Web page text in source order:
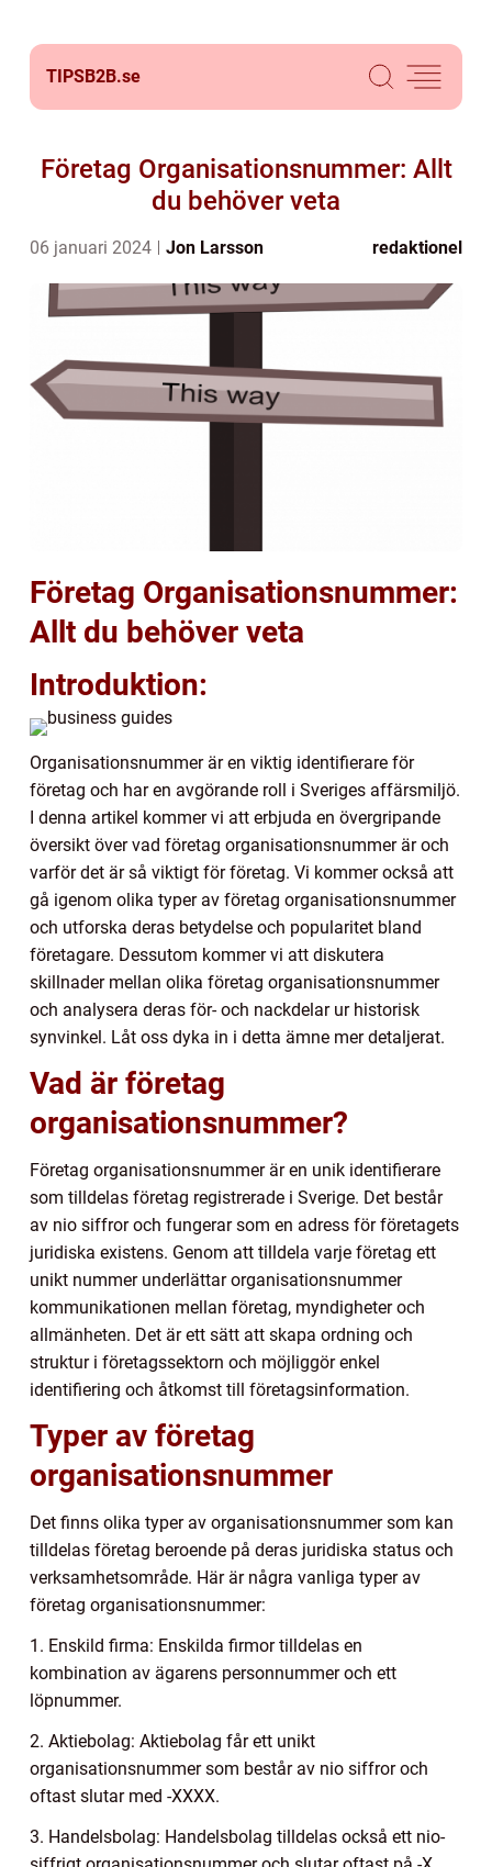
TIPSB2B.se
Företag Organisationsnummer: Allt
du behöver veta
06 januari 2024 Jon Larsson redaktionel
Företag Organisationsnummer:
Allt du behöver veta
Introduktion:
Organisationsnummer är en viktig identifierare för
företag och har en avgörande roll i Sveriges affärsmiljö.
I denna artikel kommer vi att erbjuda en övergripande
översikt över vad företag organisationsnummer är och
varför det är så viktigt för företag. Vi kommer också att
gå igenom olika typer av företag organisationsnummer
och utforska deras betydelse och popularitet bland
företagare. Dessutom kommer vi att diskutera
skillnader mellan olika företag organisationsnummer
och analysera deras för- och nackdelar ur historisk
synvinkel. Låt oss dyka in i detta ämne mer detaljerat.
Vad är företag
organisationsnummer?
Företag organisationsnummer är en unik identifierare
som tilldelas företag registrerade i Sverige. Det består
av nio siffror och fungerar som en adress för företagets
juridiska existens. Genom att tilldela varje företag ett
unikt nummer underlättar organisationsnummer
kommunikationen mellan företag, myndigheter och
allmänheten. Det är ett sätt att skapa ordning och
struktur i företagssektorn och möjliggör enkel
identifiering och åtkomst till företagsinformation.
Typer av företag
organisationsnummer
Det finns olika typer av organisationsnummer som kan
tilldelas företag beroende på deras juridiska status och
verksamhetsområde. Här är några vanliga typer av
företag organisationsnummer:
1. Enskild firma: Enskilda firmor tilldelas en
kombination av ägarens personnummer och ett
löpnummer.
2. Aktiebolag: Aktiebolag får ett unikt
organisationsnummer som består av nio siffror och
oftast slutar med -XXXX.
3. Handelsbolag: Handelsbolag tilldelas också ett nio-